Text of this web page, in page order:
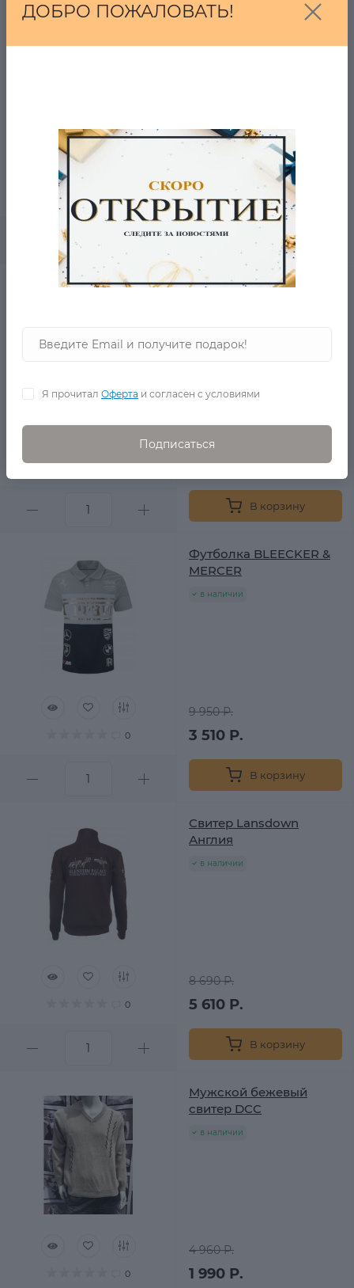
0
Свитер Alfani США
4 380 Р.
В корзину
0
Кофта Legend
5 260 Р.
3 020 Р.
В корзину
0
Футболка BLEECKER &
MERCER
в наличии
9 950 Р.
3 510 Р.
В корзину
0
Свитер Lansdown
Англия
в наличии
8 690 Р.
5 610 Р.
В корзину
0
Мужской бежевый
свитер DCC
в наличии
4 960 Р.
1 990 Р.
ДОБРО ПОЖАЛОВАТЬ!
Я прочитал Оферта и согласен с условиями
Подписаться